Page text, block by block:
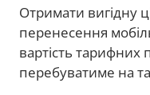
Отримати вигідну
перенесення
вартість тарифних
перебуватиме на